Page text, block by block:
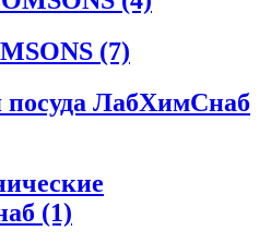
(7)
посуда ЛабХимСнаб
(1)